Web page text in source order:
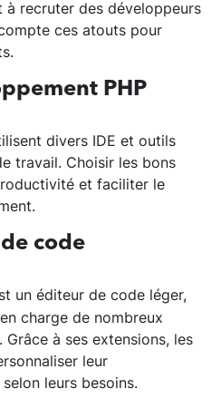
à recruter des développeurs
ces atouts pour
PHP
divers IDE et outils
travail. Choisir les bons
et faciliter le
code
un éditeur de code léger,
charge de nombreux
Grâce à ses extensions, les
leur
leurs besoins.